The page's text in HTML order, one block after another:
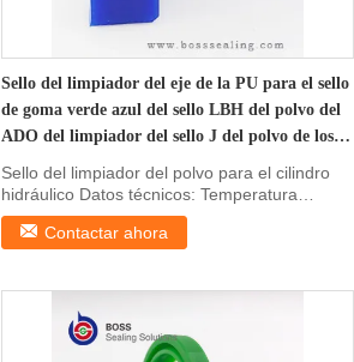
Sello del limpiador del eje de la PU para el sello
de goma verde azul del sello LBH del polvo del
ADO del limpiador del sello J del polvo de los
cilindros hidráulicos
Sello del limpiador del polvo para el cilindro
hidráulico Datos técnicos: Temperatura
NBR/PU -20 a ...
Contactar ahora